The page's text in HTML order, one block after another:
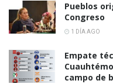
Pueblos
Congreso
1 DÍA AGO
Empate
campo de